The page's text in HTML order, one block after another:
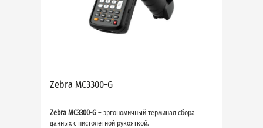
Zebra MC3300-G
Zebra MC3300-G – эргономичный терминал сбора
данных с пистолетной рукояткой.